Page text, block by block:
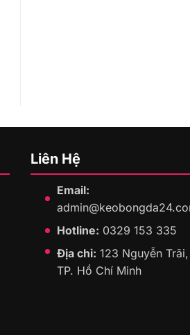
Liên Hệ
Email:
Hotline: 0329 153 335
Địa chỉ: 123 Nguyễn Trãi,
TP. Hồ Chí Minh